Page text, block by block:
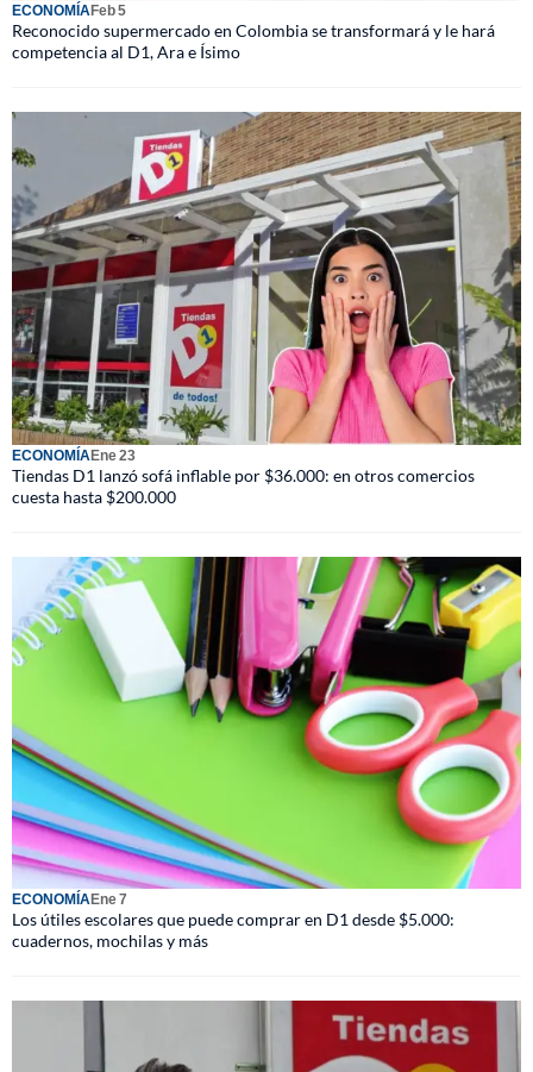
ECONOMÍAFeb 5
Reconocido supermercado en Colombia se transformará y le hará
competencia al D1, Ara e Ísimo
ECONOMÍAEne 23
Tiendas D1 lanzó sofá inflable por $36.000: en otros comercios
cuesta hasta $200.000
ECONOMÍAEne 7
Los útiles escolares que puede comprar en D1 desde $5.000:
cuadernos, mochilas y más